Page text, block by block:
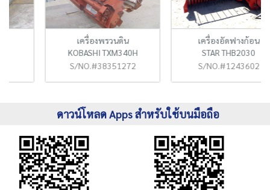
เครื่องพรวนดิน
KOBASHI TXM340H
S/NO.#38351272
เครื่องอัดฟางก้อน
STAR THB2030
S/NO.#1243602
ดาวน์โหลด Apps สำหรับใช้บนมือถือ